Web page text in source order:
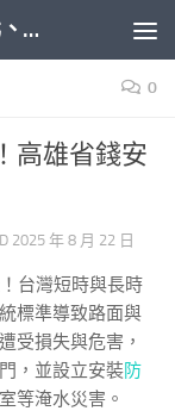
高達工業社-高高順防水閘門， 台北、新北、桃園、新竹、台中、台南、高雄全台防水閘門推薦安裝
0
高雄省錢安
2025 年 8 月 22 日
台灣短時與長時
標準導致路面與
受損失與危害，
，並設立安裝防
等淹水災害。